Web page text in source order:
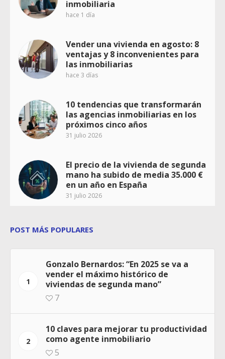
inmobiliaria
hace 1 día
Vender una vivienda en agosto: 8
ventajas y 8 inconvenientes para
las inmobiliarias
hace 3 días
10 tendencias que transformarán
las agencias inmobiliarias en los
próximos cinco años
31 julio 2026
El precio de la vivienda de segunda
mano ha subido de media 35.000 €
en un año en España
31 julio 2026
POST MÁS POPULARES
1
Gonzalo Bernardos: “En 2025 se va a
vender el máximo histórico de
viviendas de segunda mano”
7
2
10 claves para mejorar tu productividad
como agente inmobiliario
5